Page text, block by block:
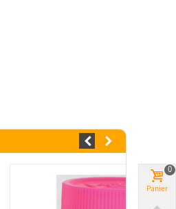
Panier
0